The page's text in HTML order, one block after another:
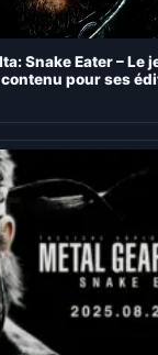
Snake Eater – Le
pour ses